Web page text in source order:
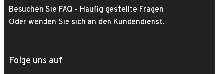
Besuchen Sie FAQ - Häufig gestellte Fragen
Oder wenden Sie sich an den Kundendienst.
Folge uns auf